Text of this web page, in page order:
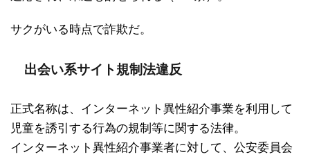
サクがいる時点で詐欺だ。
出会い系サイト規制法違反
正式名称は、インターネット異性紹介事業を利用して
児童を誘引する行為の規制等に関する法律。
インターネット異性紹介事業者に対して、公安委員会